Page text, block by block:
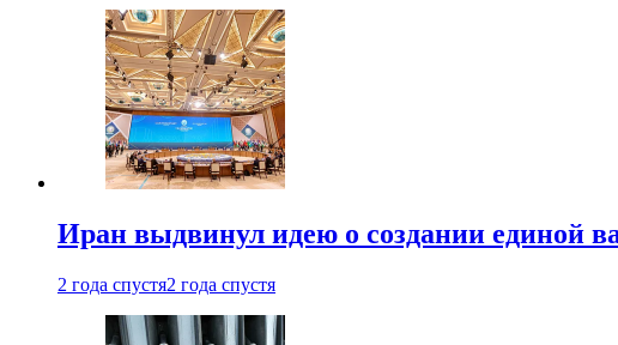
Иран выдвинул идею о создании
2 года спустя2 года спустя